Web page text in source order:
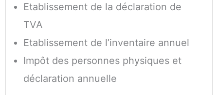
Etablissement de la déclaration de
TVA
Etablissement de l’inventaire annuel
Impôt des personnes physiques et
déclaration annuelle